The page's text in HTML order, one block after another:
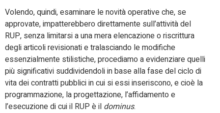
Volendo, quindi, esaminare le novità operative che, se
approvate, impatterebbero direttamente sull’attività del
RUP, senza limitarsi a una mera elencazione o riscrittura
degli articoli revisionati e tralasciando le modifiche
essenzialmente stilistiche, procediamo a evidenziare quelli
più significativi suddividendoli in base alla fase del ciclo di
vita dei contratti pubblici in cui si essi inseriscono, e cioè la
programmazione, la progettazione, l’affidamento e
l’esecuzione di cui il RUP è il dominus.